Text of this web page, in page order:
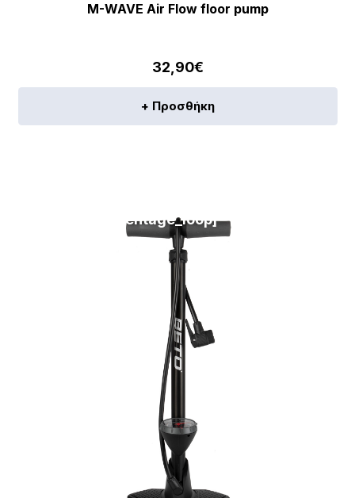
M-WAVE Air Flow floor pump
32,90€
+ Προσθήκη
[discount_percentage_loop]